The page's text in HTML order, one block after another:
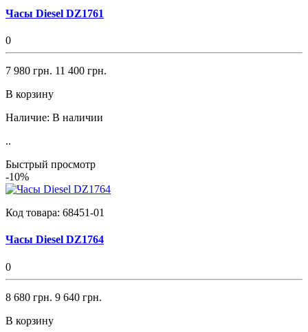
Часы Diesel DZ1761
0
7 980 грн. 11 400 грн.
В корзину
Наличие: В наличии
..
Быстрый просмотр
-10%
Код товара: 68451-01
Часы Diesel DZ1764
0
8 680 грн. 9 640 грн.
В корзину